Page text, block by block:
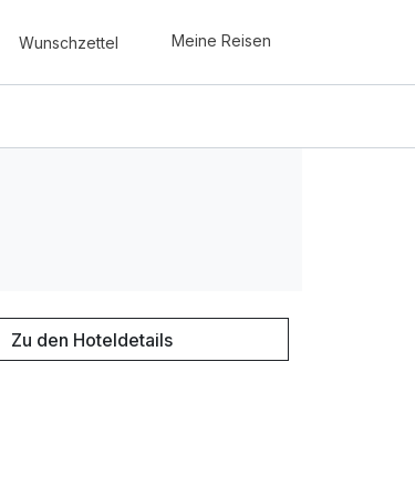
Wunschzettel Meine Reisen
Zu den Hoteldetails